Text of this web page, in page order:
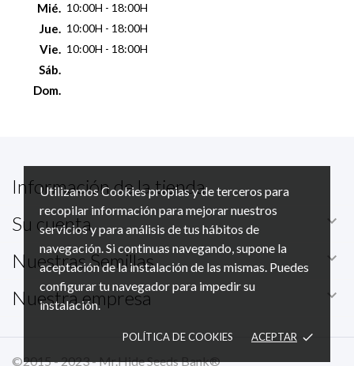
Utilizamos Cookies propias y de terceros para
recopilar información para mejorar nuestros
servicios y para análisis de tus hábitos de
navegación. Si continuas navegando, supone la
aceptación de la instalación de las mismas. Puedes
configurar tu navegador para impedir su
instalación.
POLÍTICA DE COOKIES ACEPTAR done
Mié. 10:00H - 18:00H
Jue. 10:00H - 18:00H
Vie. 10:00H - 18:00H
Sáb.
Dom.
Información de la tienda
Su cuenta

Nuestras Semillas 
Nuestra empresa 
©2015 - 2023 - Mr.Hide Seeds Bank®